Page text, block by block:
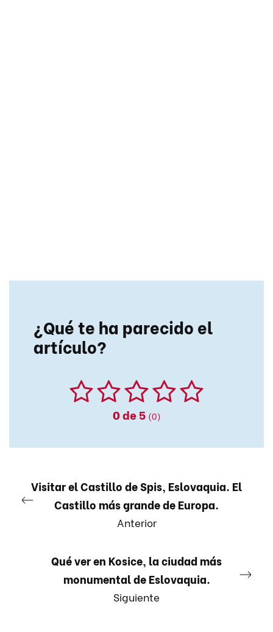
¿Qué te ha parecido el
artículo?
0de 5 (0)
Visitar el Castillo de Spis, Eslovaquia. El
Castillo más grande de Europa.
Anterior
Qué ver en Kosice, la ciudad más
monumental de Eslovaquia.
Siguiente